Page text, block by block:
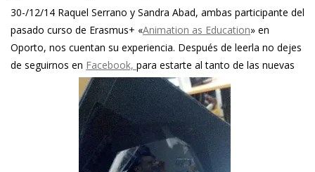
30-/12/14 Raquel Serrano y Sandra Abad, ambas participante del
pasado curso de Erasmus+ «Animation as Education» en
Oporto, nos cuentan su experiencia. Después de leerla no dejes
de seguirnos en Facebook, para estarte al tanto de las nuevas